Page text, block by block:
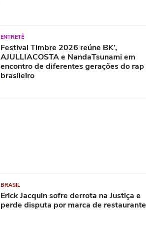
ENTRETÊ
Festival Timbre 2026 reúne BK’,
AJULLIACOSTA e NandaTsunami em
encontro de diferentes gerações do rap
brasileiro
BRASIL
Erick Jacquin sofre derrota na Justiça e
perde disputa por marca de restaurante